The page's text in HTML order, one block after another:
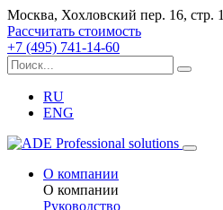
Москва, Хохловский пер. 16, стр. 1
Рассчитать стоимость
+7 (495) 741-14-60
RU
ENG
О компании
О компании
Руководство